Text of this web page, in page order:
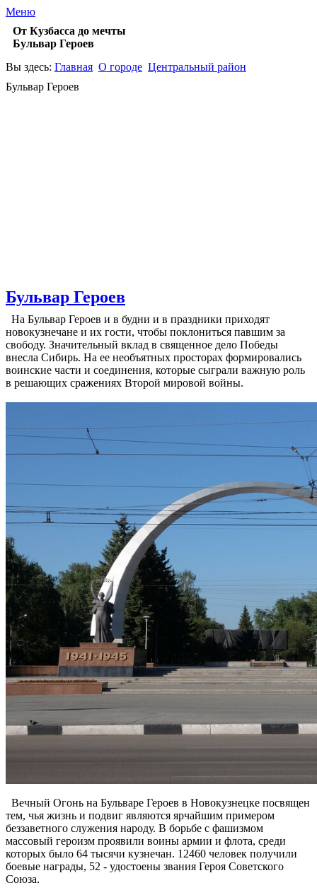
Меню
От Кузбасса до мечты
Бульвар Героев
Вы здесь: Главная О городе Центральный район
Бульвар Героев
Бульвар Героев
На Бульвар Героев и в будни и в праздники приходят
новокузнечане и их гости, чтобы поклониться павшим за
свободу. Значительный вклад в священное дело Победы
внесла Сибирь. На ее необъятных просторах формировались
воинские части и соединения, которые сыграли важную роль
в решающих сражениях Второй мировой войны.
Вечный Огонь на Бульваре Героев в Новокузнецке посвящен
тем, чья жизнь и подвиг являются ярчайшим примером
беззаветного служения народу. В борьбе с фашизмом
массовый героизм проявили воины армии и флота, среди
которых было 64 тысячи кузнечан. 12460 человек получили
боевые награды, 52 - удостоены звания Героя Советского
Союза.